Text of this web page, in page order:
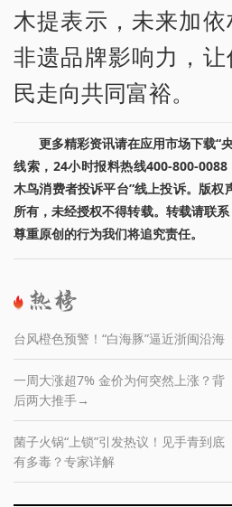
木提表示，未来加
非遗品牌影响力，
民走向共同富裕。
更多精彩资讯请在应用市场下载“
线索，24小时报料热线400-800-
木鸟消费者投诉平台”线上投诉。版权
所有，未经授权不得转载。转载请联
尊重原创的行为我们将追究责任。
台风橙色预警！“白海豚”逼近浙闽沿海
一周大涨超7% 金价为何突然上涨？背
后两大推手→
菌子火锅“上锁”引发热议！见手青到底
有多毒？专家详解